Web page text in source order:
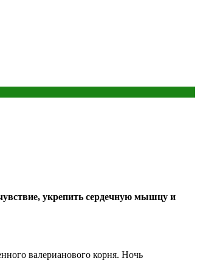
укрепить сердечную мышцу и
валерианового корня. Ночь